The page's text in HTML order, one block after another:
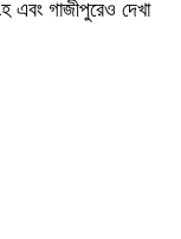
এবং গাজীপুরেও দেখা